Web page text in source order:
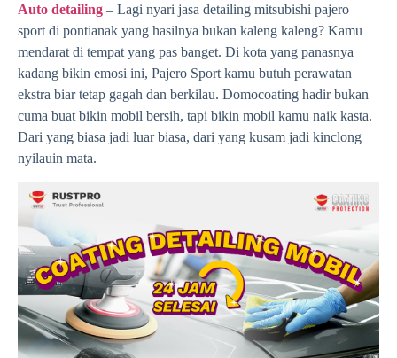
Auto detailing – Lagi nyari jasa detailing mitsubishi pajero
sport di pontianak yang hasilnya bukan kaleng kaleng? Kamu
mendarat di tempat yang pas banget. Di kota yang panasnya
kadang bikin emosi ini, Pajero Sport kamu butuh perawatan
ekstra biar tetap gagah dan berkilau. Domocoating hadir bukan
cuma buat bikin mobil bersih, tapi bikin mobil kamu naik kasta.
Dari yang biasa jadi luar biasa, dari yang kusam jadi kinclong
nyilauin mata.